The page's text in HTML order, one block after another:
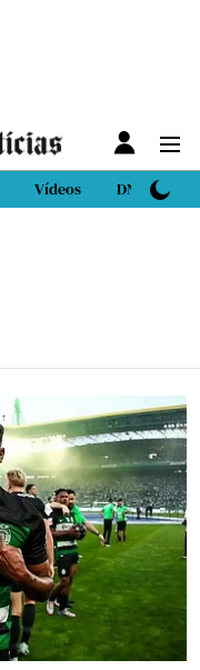
Vídeos DN Sport